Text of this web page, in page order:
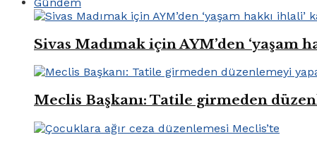
Sivas Madımak için AYM’den ‘yaşam
Meclis Başkanı: Tatile girmeden